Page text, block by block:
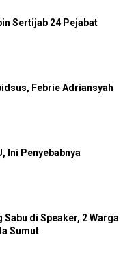
Sertijab 24 Pejabat
Febrie Adriansyah
Ini Penyebabnya
Sabu di Speaker, 2 Warga
Sumut